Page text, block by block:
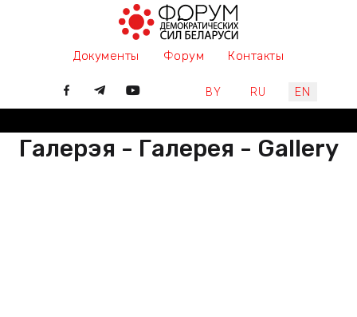
Документы Форум Контакты
Select your language
BY RU EN
Галерэя - Галерея - Gallery